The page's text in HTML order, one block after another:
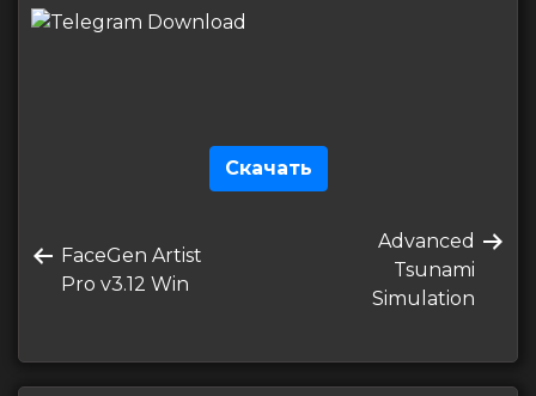
Скачать
по
записям
Предыдущая
запись
FaceGen Artist
Pro v3.12 Win
Следующая
запись
Advanced
Tsunami
Simulation